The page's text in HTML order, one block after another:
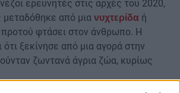
ερευνητές στις αρχές του 2020,
από μια νυχτερίδα ή
φτάσει στον άνθρωπο. Η
ότι ξεκίνησε από μια αγορά στην
ζωντανά άγρια ζώα, κυρίως